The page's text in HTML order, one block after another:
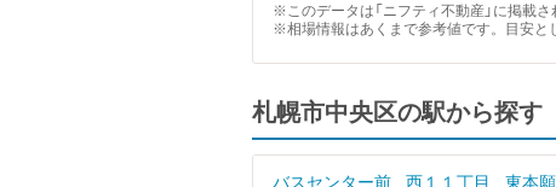
※このデータは「ニフティ不動産」に掲載
※相場情報はあくまで参考値です。目安と
札幌市中央区の駅から探す
バスセンター前 西１１丁目 東本